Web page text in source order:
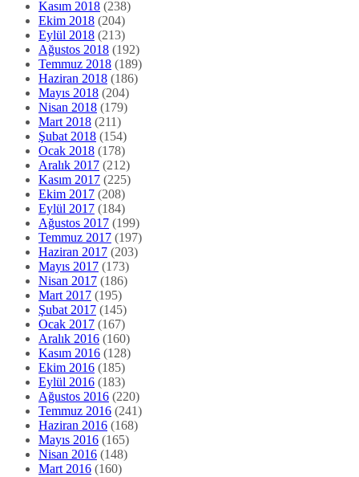
Kasım 2018 (238)
Ekim 2018 (204)
Eylül 2018 (213)
Ağustos 2018 (192)
Temmuz 2018 (189)
Haziran 2018 (186)
Mayıs 2018 (204)
Nisan 2018 (179)
Mart 2018 (211)
Şubat 2018 (154)
Ocak 2018 (178)
Aralık 2017 (212)
Kasım 2017 (225)
Ekim 2017 (208)
Eylül 2017 (184)
Ağustos 2017 (199)
Temmuz 2017 (197)
Haziran 2017 (203)
Mayıs 2017 (173)
Nisan 2017 (186)
Mart 2017 (195)
Şubat 2017 (145)
Ocak 2017 (167)
Aralık 2016 (160)
Kasım 2016 (128)
Ekim 2016 (185)
Eylül 2016 (183)
Ağustos 2016 (220)
Temmuz 2016 (241)
Haziran 2016 (168)
Mayıs 2016 (165)
Nisan 2016 (148)
Mart 2016 (160)